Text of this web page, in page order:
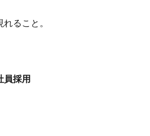
ること。
員採用